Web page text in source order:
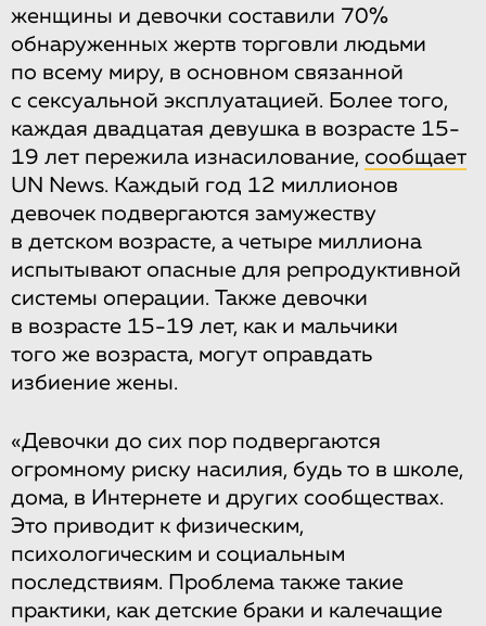
женщины и девочки составили 70%
обнаруженных жертв торговли людьми
по всему миру, в основном связанной
с сексуальной эксплуатацией. Более того,
каждая двадцатая девушка в возрасте 15-
19 лет пережила изнасилование, сообщает
UN News. Каждый год 12 миллионов
девочек подвергаются замужеству
в детском возрасте, а четыре миллиона
испытывают опасные для репродуктивной
системы операции. Также девочки
в возрасте 15-19 лет, как и мальчики
того же возраста, могут оправдать
избиение жены.
«Девочки до сих пор подвергаются
огромному риску насилия, будь то в школе,
дома, в Интернете и других сообществах.
Это приводит к физическим,
психологическим и социальным
последствиям. Проблема также такие
практики, как детские браки и калечащие